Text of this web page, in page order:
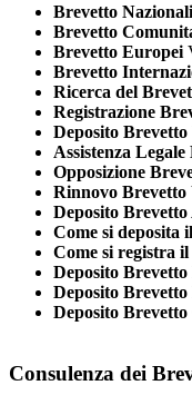
Brevetto Nazionali
Brevetto
Brevetto Europei
Brevetto
Ricerca del
Registrazione
Deposito Brevetto
Assistenza
Opposizione
Rinnovo Brevetto
Deposito Brevetto
Come si deposita
Come si registra
Deposito Brevetto
Deposito
Deposito Brevetto
Consulenza dei